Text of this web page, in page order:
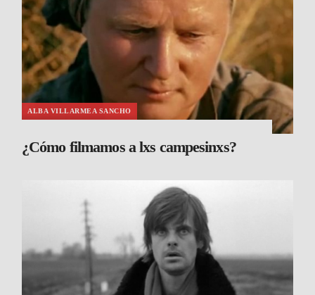
ALBA VILLARMEA SANCHO
¿Cómo filmamos a lxs campesinxs?